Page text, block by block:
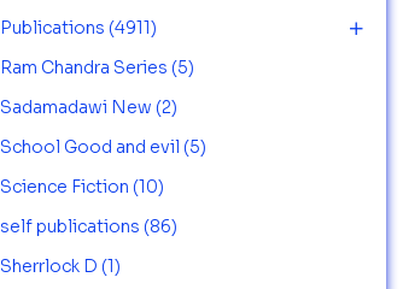
Publications (4911)
Ram Chandra Series (5)
Sadamadawi New (2)
School Good and evil (5)
Science Fiction (10)
self publications (86)
Sherrlock D (1)